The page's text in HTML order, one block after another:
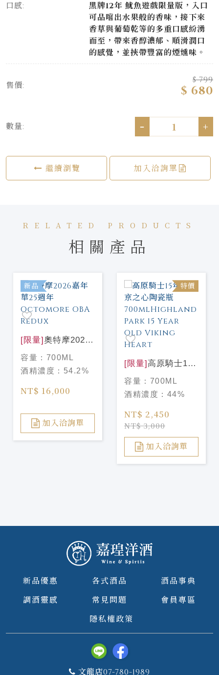
口感:
黑牌12年 魷魚遊戲限量版，入口
可品嚐出水果般的香味，接下來
香草與葡萄乾等的多重口感紛湧
而至，帶來香醇濃郁、順滑潤口
的感覺，並挾帶豐富的煙燻味。
售價:
$ 799
$ 680
數量: - +
繼續瀏覽 加入洽詢單
RELATED PRODUCTS
相關產品
新品
[限量] 奧特摩2026
嘉年華25週年
Octomore OBA
Redux
容量： 700ML
酒精濃度： 54.2%
NT$ 16,000
加入洽詢單
特價
[限量] 高原騎士15
年 維京之心陶瓷瓶
700mlHighland
Park 15 Year Old
Viking Heart
容量： 700ML
酒精濃度： 44%
NT$ 2,450
NT$ 3,000
加入洽詢單
新品優惠 各式酒品
酒品事典
調酒靈感
常見問題
會員專區
隱私權政策
文龍店07-780-1989